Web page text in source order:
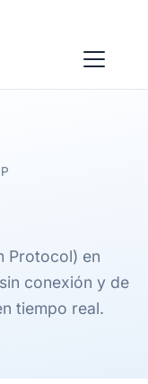
Protocol) en
conexión y de
tiempo real.